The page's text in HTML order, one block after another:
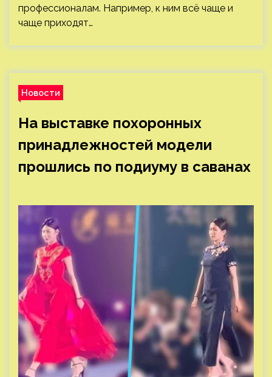
профессионалам. Например, к ним всё чаще и
чаще приходят…
Новости
На выставке похоронных
принадлежностей модели
прошлись по подиуму в саванах